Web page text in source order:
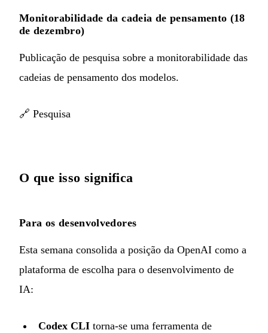
Monitorabilidade da cadeia de pensamento (18
de dezembro)
Publicação de pesquisa sobre a monitorabilidade das
cadeias de pensamento dos modelos.
🔗 Pesquisa
O que isso significa
Para os desenvolvedores
Esta semana consolida a posição da OpenAI como a
plataforma de escolha para o desenvolvimento de
IA:
Codex CLI torna-se uma ferramenta de